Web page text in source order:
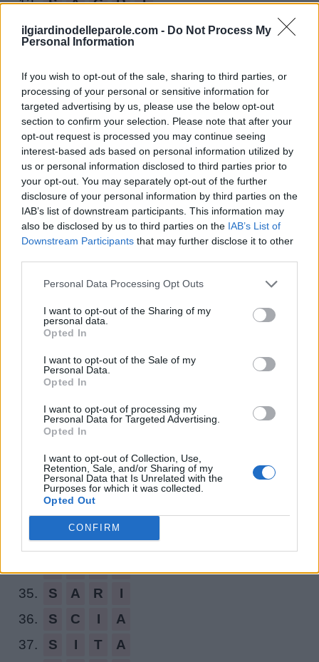
ilgiardinodelleparole.com - Do Not Process My
Personal Information
If you wish to opt-out of the sale, sharing to third parties, or
processing of your personal or sensitive information for
targeted advertising by us, please use the below opt-out
section to confirm your selection. Please note that after your
opt-out request is processed you may continue seeing
interest-based ads based on personal information utilized by
us or personal information disclosed to third parties prior to
your opt-out. You may separately opt-out of the further
disclosure of your personal information by third parties on the
IAB’s list of downstream participants. This information may
also be disclosed by us to third parties on the IAB’s List of
Downstream Participants that may further disclose it to other
Personal Data Processing Opt Outs
I want to opt-out of the Sharing of my
personal data.
Opted In
I want to opt-out of the Sale of my
Personal Data.
Opted In
I want to opt-out of processing my
Personal Data for Targeted Advertising.
Opted In
I want to opt-out of Collection, Use,
Retention, Sale, and/or Sharing of my
Personal Data that Is Unrelated with the
Purposes for which it was collected.
Opted Out
CONFIRM
12. S A C R
I
13. S A I N
T
15. S A R I
N
16. S T I R
A
17. T R A C
I
18. T R A N
S
19. T R I N
A
20. A C R
I
21.
A N T
I
22. A R T
I
A T R
I
C A N
I
C A
C A S
I
C A
C I T
A
I N
I R T
A
N A S
I
32. N A T
I
33. R I S
A
35.
S A R
I
36.
S C I
A
37.
S I T
A